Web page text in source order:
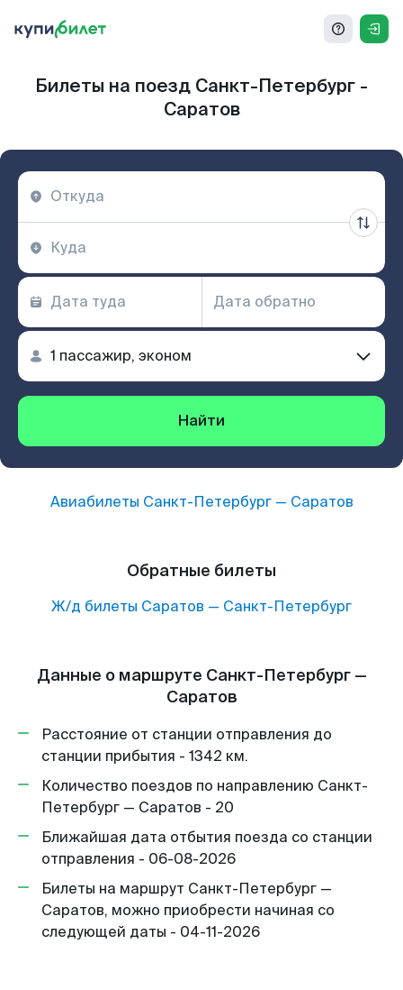
Билеты на поезд Санкт-Петербург -
Саратов
Найти
Авиабилеты Санкт-Петербург— Саратов
Обратные билеты
Ж/д билеты Саратов — Санкт-Петербург
Данные о маршруте Санкт-Петербург —
Саратов
Расстояние от станции отправления до
станции прибытия - 1342 км.
Количество поездов по направлению Санкт-
Петербург — Саратов - 20
Ближайшая дата отбытия поезда со станции
отправления - 06-08-2026
Билеты на маршрут Санкт-Петербург —
Саратов, можно приобрести начиная со
следующей даты - 04-11-2026